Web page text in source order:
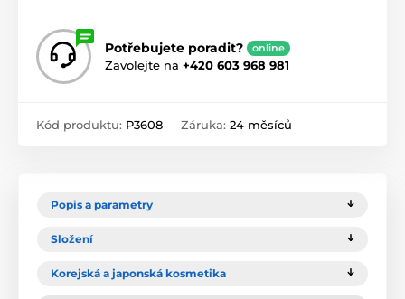
Potřebujete poradit? online
Zavolejte na +420 603 968 981
Kód produktu: P3608 Záruka: 24 měsíců
Popis a parametry
Složení
Korejská a japonská kosmetika